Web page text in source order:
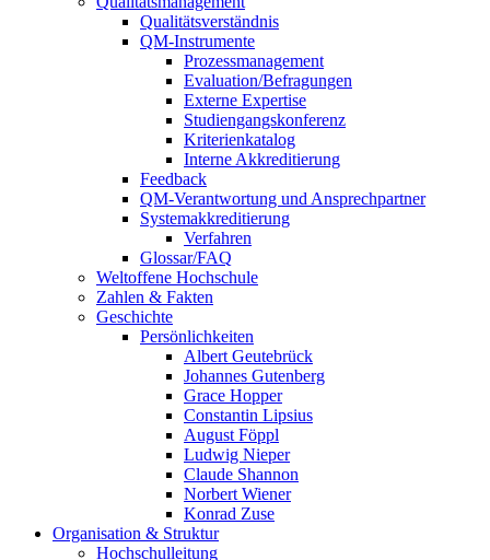
Qualitätsverständnis
QM-Instrumente
Prozessmanagement
Evaluation/Befragungen
Externe Expertise
Studiengangskonferenz
Kriterienkatalog
Interne Akkreditierung
Feedback
QM-Verantwortung und Ansprechpartner
Systemakkreditierung
Verfahren
Glossar/FAQ
Weltoffene Hochschule
Zahlen & Fakten
Geschichte
Persönlichkeiten
Albert Geutebrück
Johannes Gutenberg
Grace Hopper
Constantin Lipsius
August Föppl
Ludwig Nieper
Claude Shannon
Norbert Wiener
Konrad Zuse
Organisation & Struktur
Hochschulleitung